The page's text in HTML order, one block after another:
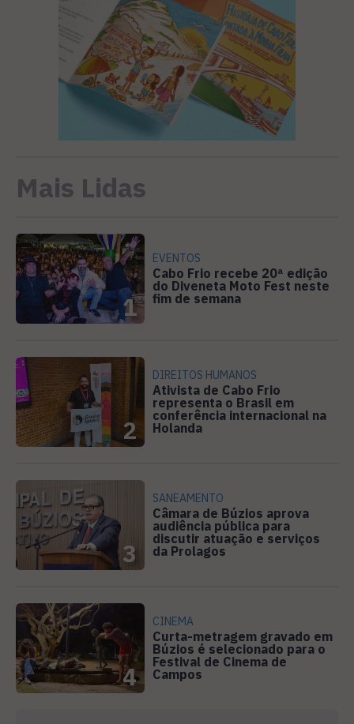
Mais Lidas
1
EVENTOS
Cabo Frio recebe 20ª edição
do Diveneta Moto Fest neste
fim de semana
2
DIREITOS HUMANOS
Ativista de Cabo Frio
representa o Brasil em
conferência internacional na
Holanda
3
SANEAMENTO
Câmara de Búzios aprova
audiência pública para
discutir atuação e serviços
da Prolagos
4
CINEMA
Curta-metragem gravado em
Búzios é selecionado para o
Festival de Cinema de
Campos